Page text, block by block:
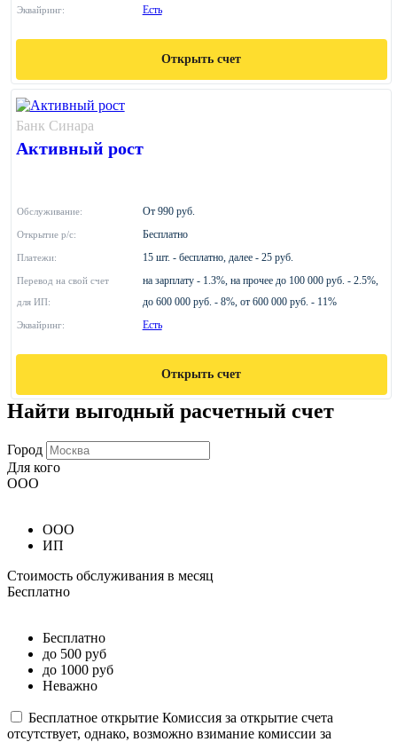
Эквайринг: Есть
Открыть счет
Банк Синара
Активный рост
Обслуживание: От 990 руб.
Открытие р/с: Бесплатно
Платежи: 15 шт. - бесплатно, далее - 25 руб.
Перевод на свой счет
для ИП:
на зарплату - 1.3%, на прочее до 100 000 руб. - 2.5%,
до 600 000 руб. - 8%, от 600 000 руб. - 11%
Эквайринг: Есть
Открыть счет
Найти выгодный расчетный счет
Город
Для кого
ООО
ООО
ИП
Стоимость обслуживания в месяц
Бесплатно
Бесплатно
до 500 руб
до 1000 руб
Неважно
Бесплатное открытие Комиссия за открытие счета
отсутствует, однако, возможно взимание комиссии за